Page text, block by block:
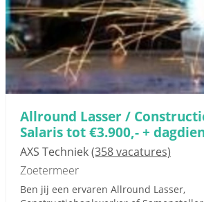
Allround Lasser /
Salaris tot €3.900,- +
AXS Techniek(358 vacatures)
Zoetermeer
Ben jij een ervaren Allround Lasser,